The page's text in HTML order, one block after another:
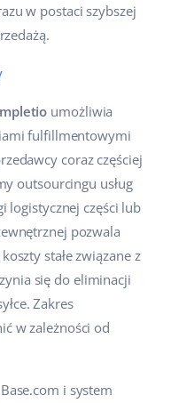
w postaci szybszej
umożliwia
fulfillmentowymi
coraz częściej
outsourcingu usług
logistycznej części lub
pozwala
stałe związane z
się do eliminacji
Zakres
w zależności od
i system